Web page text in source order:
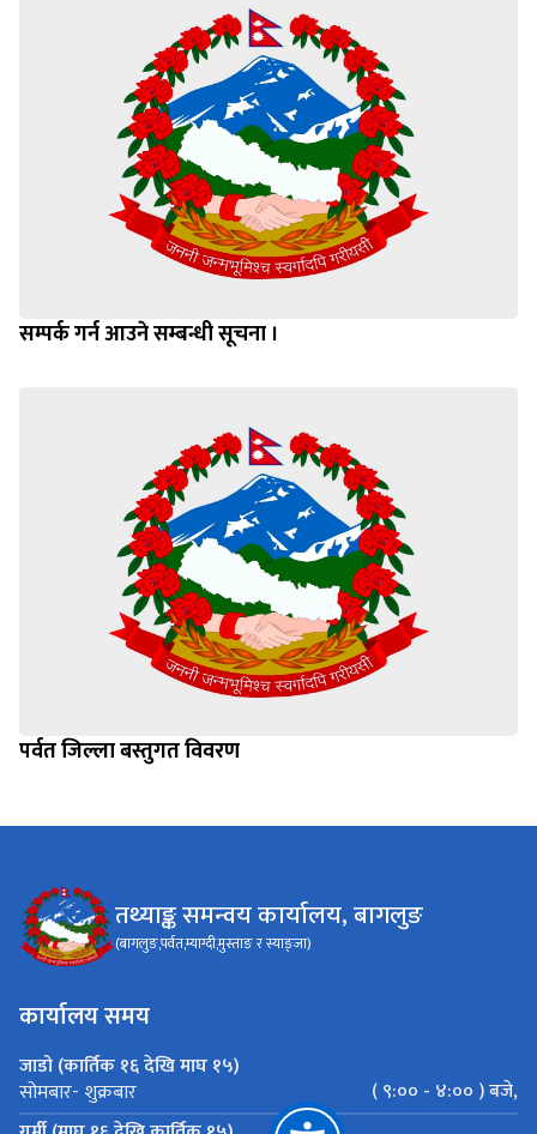
सम्पर्क गर्न आउने सम्बन्धी सूचना ।
पर्वत जिल्ला बस्तुगत विवरण
तथ्याङ्क समन्वय कार्यालय, बागलुङ
(बागलुङ,पर्वत,म्याग्दी,मुस्ताङ र स्याङ्जा)
कार्यालय समय
जाडो (कार्तिक १६ देखि माघ १५)
सोमबार- शुक्रबार
( ९:०० - ४:०० ) बजे,